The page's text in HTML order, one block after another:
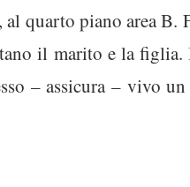
quarto piano area B.
il marito e la
– assicura – vivo